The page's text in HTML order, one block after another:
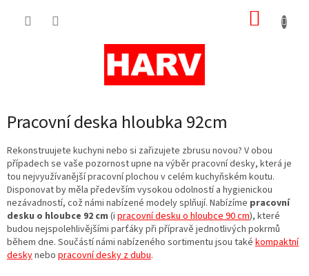
Pracovní deska hloubka 92cm
Rekonstruujete kuchyni nebo si zařizujete zbrusu novou? V obou
případech se vaše pozornost upne na výběr pracovní desky, která je
tou nejvyužívanější pracovní plochou v celém kuchyňském koutu.
Disponovat by měla především vysokou odolností a hygienickou
nezávadností, což námi nabízené modely splňují. Nabízíme pracovní
desku o hloubce 92 cm (i pracovní desku o hloubce 90 cm), které
budou nejspolehlivějšími parťáky při přípravě jednotlivých pokrmů
během dne. Součástí námi nabízeného sortimentu jsou také kompaktní
deskynebo pracovní desky z dubu.